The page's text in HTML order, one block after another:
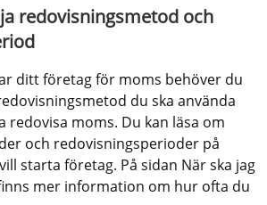
redovisningsmetod och
ditt företag för moms behöver du
du ska använda
redovisa moms. Du kan läsa om
och redovisningsperioder på
starta företag. På sidan När ska jag
mer information om hur ofta du